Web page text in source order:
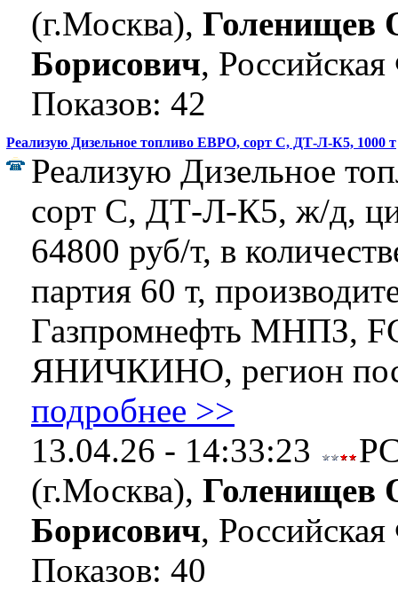
(г.Москва), Голенищев
Борисович,
Показов: 42
Реализую Дизельное топливо ЕВРО, сорт C, ДТ-Л-К5, 1000 т
Реализую Дизельное
сорт C, ДТ-Л-К5, ж/д,
64800 руб/т, в
партия 60 т,
Газпромнефть МНПЗ,
ЯНИЧКИНО, регион
подробнее >>
13.04.26 - 14:33:23
(г.Москва), Голенищев
Борисович,
Показов: 40